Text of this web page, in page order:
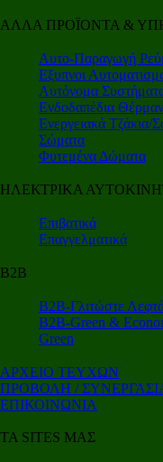
ΑΛΛΑ ΠΡΟΪΟΝΤΑ &
Αυτο-Παραγωγή
Εξυπνοι
Αυτόνομα
Ενδοδαπέδια
Ενεργειακά Τζάκια/
Σώματα
Φυτεμένα Δώματα
ΗΛΕΚΤΡΙΚΑ
Επιβατικά
Επαγγελματικά
Β2Β
Β2Β-Γλιτώστε
Β2Β-Green &
Green
ΑΡΧΕΙΟ ΤΕΥΧΩΝ
ΠΡΟΒΟΛΗ /
ΕΠΙΚΟΙΝΩΝΙΑ
ΤΑ SITES ΜΑΣ